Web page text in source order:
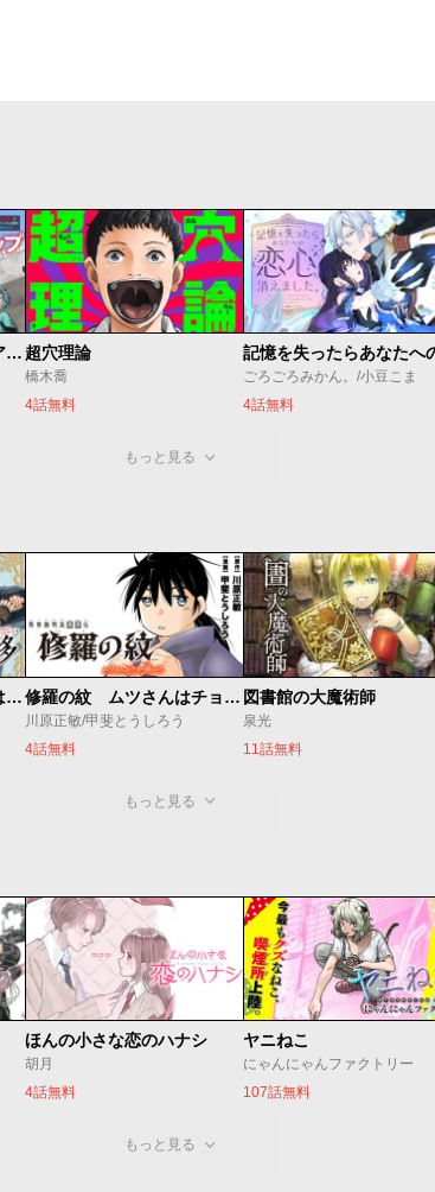
最強で最速の無限レベルアップ ～スキル【経験値１０００倍】と【レベルフリー】でレベル上限の枷が外れた俺は無双する～ 超穴理論
橋木喬
4話無料
ごろごろみかん。/小豆こま
4話無料
もっと見る
サムライ転移～お侍さんは異世界でもあんまり変わらない～ 修羅の紋 ムツさんはチョー強い？！
川原正敏/甲斐とうしろう
4話無料
図書館の大魔術師
泉光
11話無料
もっと見る
ほんの小さな恋のハナシ
胡月
4話無料
ヤニねこ
にゃんにゃんファクトリー
107話無料
もっと見る